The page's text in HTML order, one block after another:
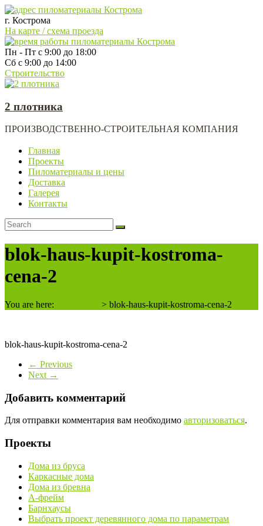
г. Кострома
На карте / схема проезда
Пн - Пт с 9:00 до 18:00
Сб с 9:00 до 14:00
Строительство
2 плотника
ПРОИЗВОДСТВЕННО-СТРОИТЕЛЬНАЯ КОМПАНИЯ
Главная
Проекты
Пиломатериалы и цены
Доставка
Галерея
Контакты
blok-haus-kupit-kostroma-
cena-2
You are here: > blok-haus-kupit-kostroma-cena-2
blok-haus-kupit-kostroma-cena-2
← Previous
Next →
Добавить комментарий
Для отправки комментария вам необходимо авторизоваться.
Проекты
Дома из бруса
Каркасные дома
Дома из бревна
А-фрейм
Барнхаусы
Выбрать проект деревянного дома по параметрам